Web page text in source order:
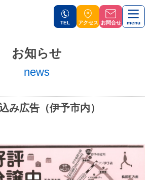
TEL アクセス お問合せ menu
お知らせ
news
み広告（伊予市内）